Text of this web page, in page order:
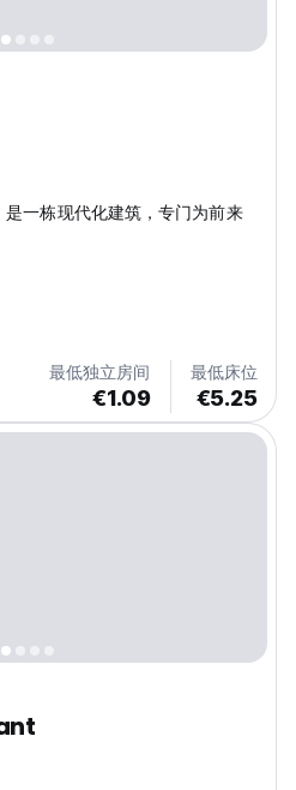
一栋现代化建筑，专门为前来
最低独立房间
€1.09
最低床位
€5.25